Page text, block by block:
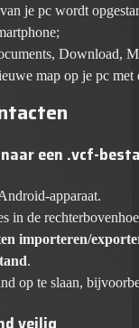
je pc wordt
Download,
map op je pc met
een .vcf-
apparaat.
in de
importeren/
.
op te slaan,